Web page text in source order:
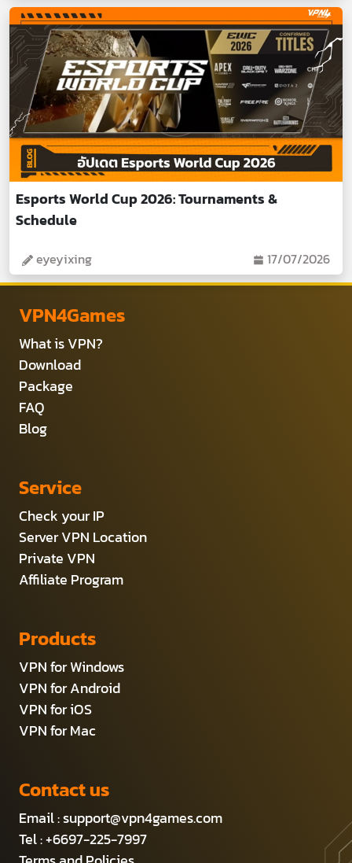
Esports World Cup 2026: Tournaments &
Schedule
eyeyixing 17/07/2026
VPN4Games
What is VPN?
Download
Package
FAQ
Blog
Service
Check your IP
Server VPN Location
Private VPN
Affiliate Program
Products
VPN for Windows
VPN for Android
VPN for iOS
VPN for Mac
Contact us
Email :support@vpn4games.com
Tel : +6697-225-7997